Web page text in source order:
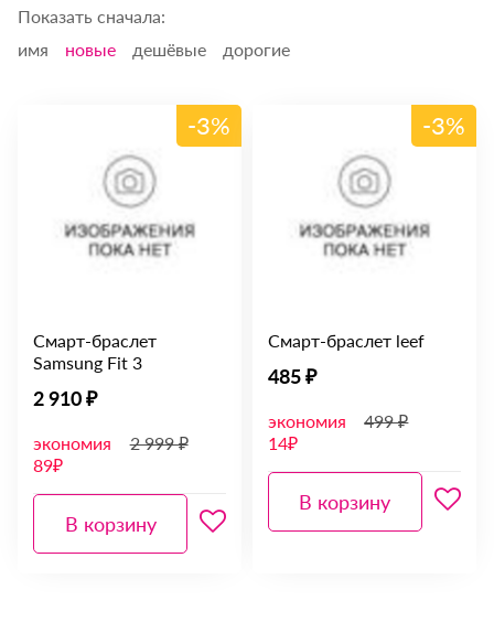
Показать сначала:
имя
новые дешёвые дорогие
-3%
Смарт-браслет
Samsung Fit 3
2 910 ₽
экономия
89₽
2 999 ₽
В корзину
-3%
Смарт-браслет leef
485 ₽
экономия
14₽
499 ₽
В корзину